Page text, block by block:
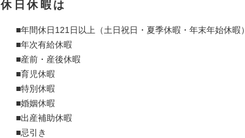
休日休暇は
■年間休日121日以上（土日祝日・夏季休暇・年末年始休暇）
■年次有給休暇
■産前・産後休暇
■育児休暇
■特別休暇
■婚姻休暇
■出産補助休暇
■忌引き